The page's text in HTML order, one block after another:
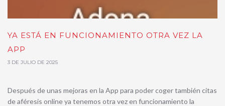
YA ESTÁ EN FUNCIONAMIENTO OTRA VEZ LA
APP
3 DE JULIO DE 2025
Después de unas mejoras en la App para poder coger también citas
de aféresis online ya tenemos otra vez en funcionamiento la